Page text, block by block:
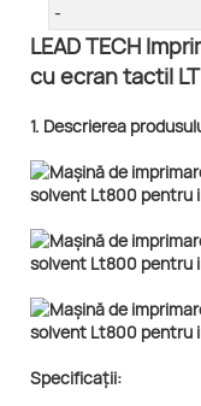
-
LEAD TECH
cu ecran tactil
1. Descrierea
Specificații: